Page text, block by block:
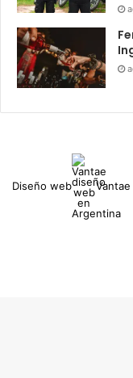
Diseño web Vantae